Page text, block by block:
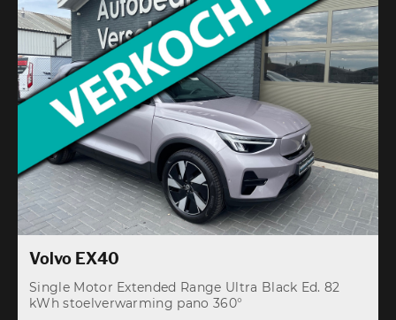
Volvo EX40
Single Motor Extended Range Ultra Black Ed. 82
kWh stoelverwarming pano 360°